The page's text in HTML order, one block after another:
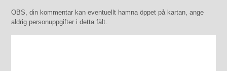
OBS, din kommentar kan eventuellt hamna öppet på kartan, ange
aldrig personuppgifter i detta fält.